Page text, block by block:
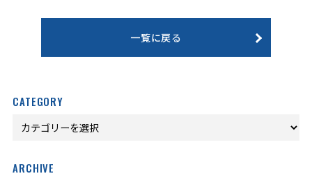
一覧に戻る
CATEGORY
ARCHIVE